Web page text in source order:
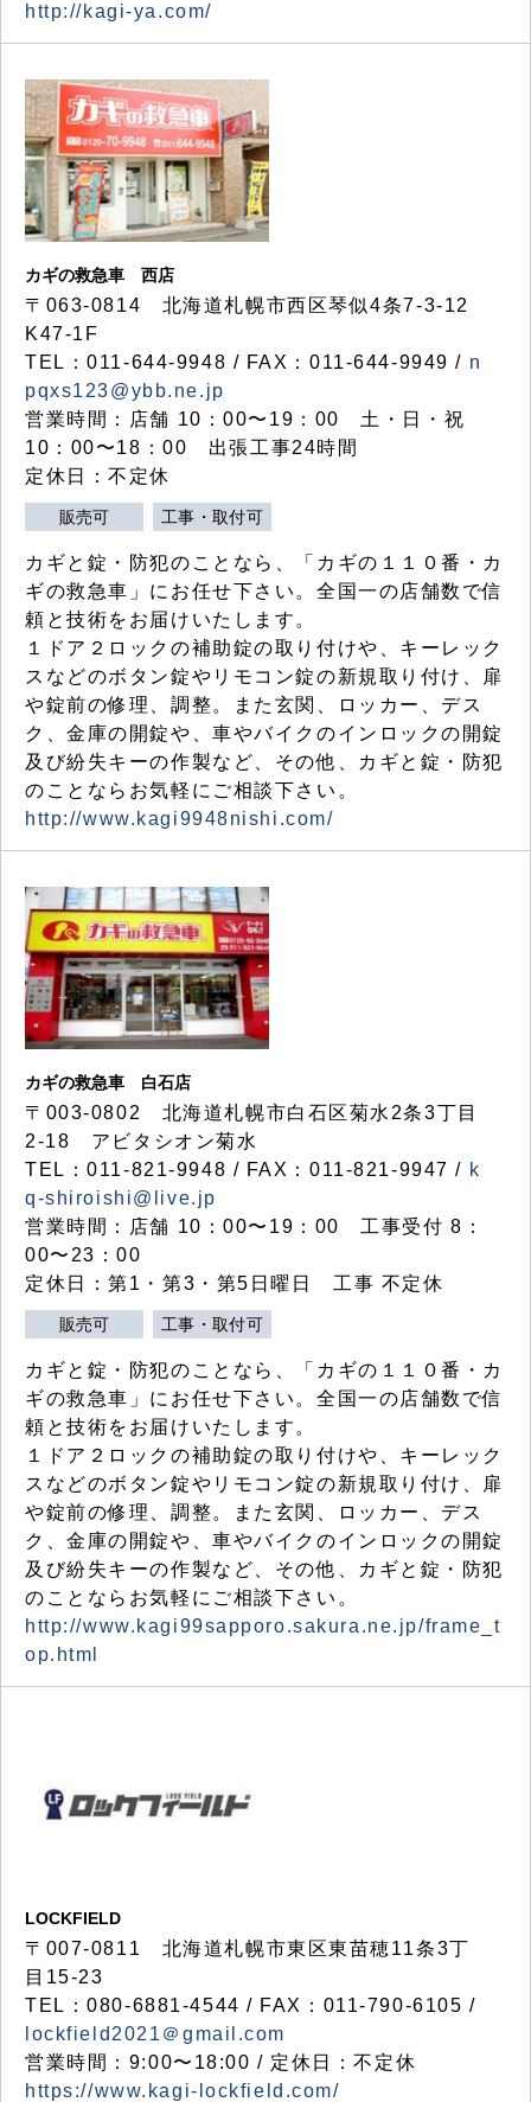
http://kagi-ya.com/
カギの救急車 西店
〒063-0814 北海道札幌市西区琴似4条7-3-12
K47-1F
TEL：011-644-9948 / FAX：011-644-9949 / n
pqxs123@ybb.ne.jp
営業時間：店舗 10：00〜19：00 土・日・祝
10：00〜18：00 出張工事24時間
定休日：不定休
販売可 工事・取付可
カギと錠・防犯のことなら、「カギの１１０番・カ
ギの救急車」にお任せ下さい。全国一の店舗数で信
頼と技術をお届けいたします。
１ドア２ロックの補助錠の取り付けや、キーレック
スなどのボタン錠やリモコン錠の新規取り付け、扉
や錠前の修理、調整。また玄関、ロッカー、デス
ク、金庫の開錠や、車やバイクのインロックの開錠
及び紛失キーの作製など、その他、カギと錠・防犯
のことならお気軽にご相談下さい。
http://www.kagi9948nishi.com/
カギの救急車 白石店
〒003-0802 北海道札幌市白石区菊水2条3丁目
2-18 アビタシオン菊水
TEL：011-821-9948 / FAX：011-821-9947 / k
q-shiroishi@live.jp
営業時間：店舗 10：00〜19：00 工事受付 8：
00〜23：00
定休日：第1・第3・第5日曜日 工事 不定休
販売可 工事・取付可
カギと錠・防犯のことなら、「カギの１１０番・カ
ギの救急車」にお任せ下さい。全国一の店舗数で信
頼と技術をお届けいたします。
１ドア２ロックの補助錠の取り付けや、キーレック
スなどのボタン錠やリモコン錠の新規取り付け、扉
や錠前の修理、調整。また玄関、ロッカー、デス
ク、金庫の開錠や、車やバイクのインロックの開錠
及び紛失キーの作製など、その他、カギと錠・防犯
のことならお気軽にご相談下さい。
http://www.kagi99sapporo.sakura.ne.jp/frame_t
op.html
LOCKFIELD
〒007-0811 北海道札幌市東区東苗穂11条3丁
目15-23
TEL：080-6881-4544 / FAX：011-790-6105 /
lockfield2021＠gmail.com
営業時間：9:00〜18:00 / 定休日：不定休
https://www.kagi-lockfield.com/